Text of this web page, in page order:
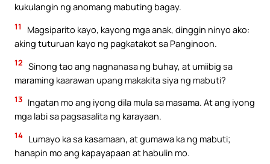
kukulangin ng anomang mabuting bagay.
11
Magsiparito kayo, kayong mga anak, dinggin ninyo ako:
aking tuturuan kayo ng pagkatakot sa Panginoon.
12 Sinong tao ang nagnanasa ng buhay, at umiibig sa
maraming kaarawan upang makakita siya ng mabuti?
13 Ingatan mo ang iyong dila mula sa masama. At ang iyong
mga labi sa pagsasalita ng karayaan.
14 Lumayo ka sa kasamaan, at gumawa ka ng mabuti;
hanapin mo ang kapayapaan at habulin mo.